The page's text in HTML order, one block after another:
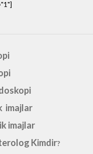
imajlar
imajlar
Kimdir?